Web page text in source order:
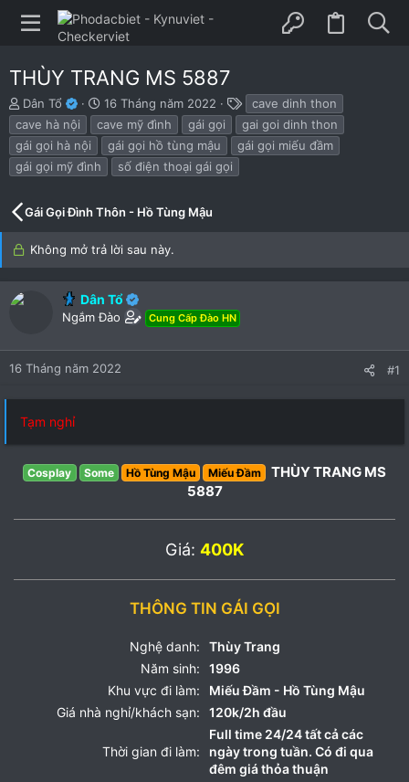
THÙY TRANG MS 5887
B
ắ
t
đ
ầ
Dân Tổ
N
g
à
y
đ
u
16 Tháng năm 2022
h
ẻ
cave dinh thon
cave hà nội
cave mỹ đình gái gọi
gai goi dinh thon
gái gọi hà nội
gái gọi hồ tùng mậu
gái gọi miếu đầm
gái gọi mỹ đình
số điện thoại gái gọi
Gái Gọi Đình Thôn - Hồ Tùng Mậu
Không mở trả lời sau này.
Dân Tổ
Ngắm Đào Cung Cấp Đào HN
16 Tháng năm 2022 #1
Tạm nghỉ
Cosplay Some Hồ Tùng Mậu Miếu Đầm
THÙY TRANG MS
5887
Giá: 400K
THÔNG TIN GÁI GỌI
Nghệ danh:
Thùy Trang
Năm sinh:
1996
Khu vực đi làm:
Miếu Đầm - Hồ Tùng Mậu
Giá nhà nghỉ/khách sạn:
120k/2h đầu
Thời gian đi làm:
Full time 24/24 tất cả các
ngày trong tuần. Có đi qua
đêm giá thỏa thuận